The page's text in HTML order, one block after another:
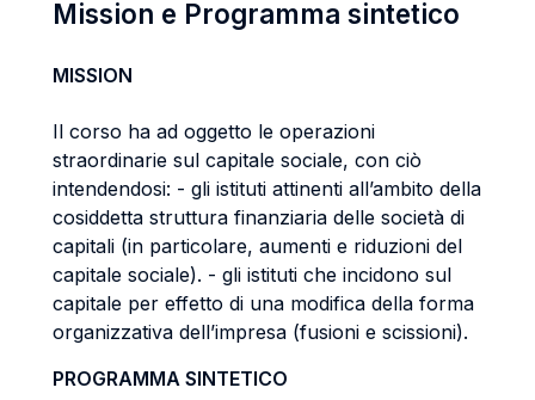
Mission e Programma sintetico
MISSION
Il corso ha ad oggetto le operazioni
straordinarie sul capitale sociale, con ciò
intendendosi: - gli istituti attinenti all’ambito della
cosiddetta struttura finanziaria delle società di
capitali (in particolare, aumenti e riduzioni del
capitale sociale). - gli istituti che incidono sul
capitale per effetto di una modifica della forma
organizzativa dell’impresa (fusioni e scissioni).
PROGRAMMA SINTETICO